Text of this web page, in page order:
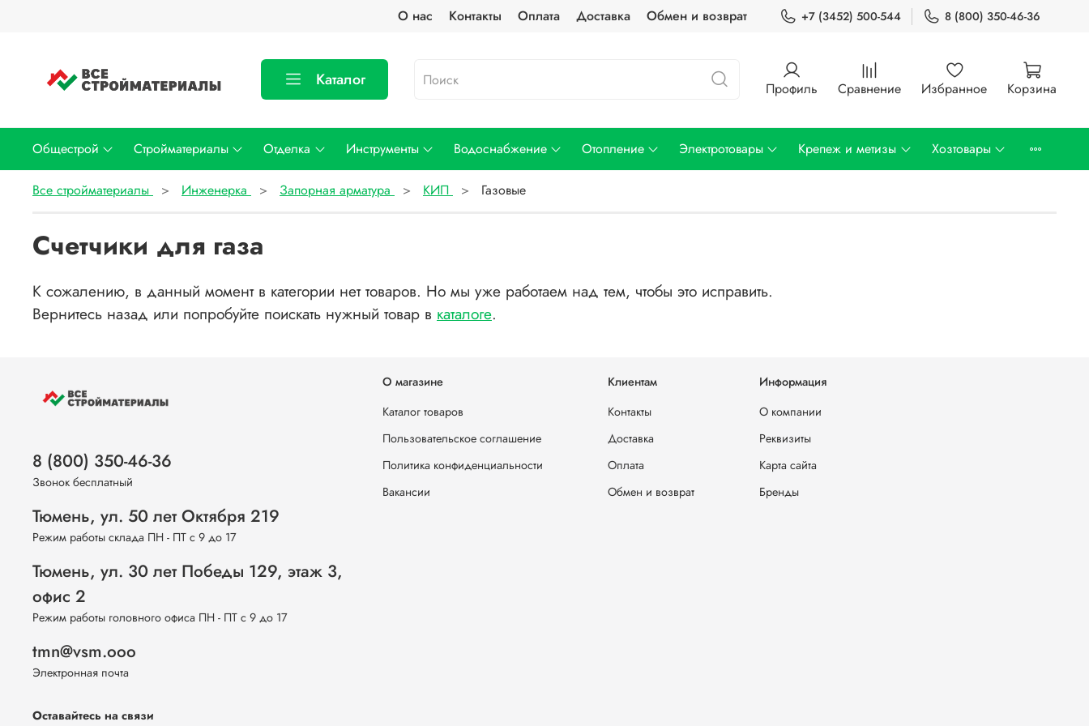
О нас Контакты Оплата Доставка Обмен и возврат +7 (3452) 500-544 8 (800) 350-46-36
Каталог Профиль Сравнение Избранное Корзина
Общестрой Стройматериалы Отделка Инструменты Водоснабжение Отопление Электротовары Крепеж и метизы Хозтовары
Все стройматериалы Инженерка Запорная арматура КИП Газовые
Счетчики для газа
К сожалению, в данный момент в категории нет товаров. Но мы уже работаем над тем, чтобы это исправить.
Вернитесь назад или попробуйте поискать нужный товар в каталоге.
О магазине
Каталог товаров
Пользовательское соглашение
Политика конфиденциальности
Вакансии
Клиентам
Контакты
Доставка
Оплата
Обмен и возврат
Информация
О компании
Реквизиты
Карта сайта
Бренды
8 (800) 350-46-36
Звонок бесплатный
Тюмень, ул. 50 лет Октября 219
Режим работы склада ПН - ПТ с 9 до 17
Тюмень, ул. 30 лет Победы 129, этаж 3,
офис 2
Режим работы головного офиса ПН - ПТ с 9 до 17
tmn@vsm.ooo
Электронная почта
Оставайтесь на связи